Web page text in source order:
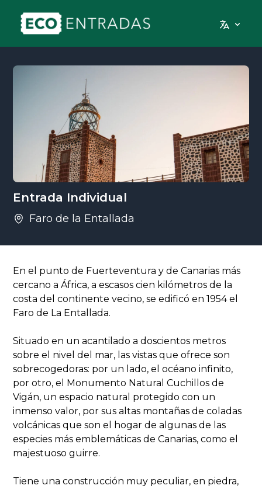
Entrada Individual
Faro de la Entallada
En el punto de Fuerteventura y de Canarias más
cercano a África, a escasos cien kilómetros de la
costa del continente vecino, se edificó en 1954 el
Faro de La Entallada.
Situado en un acantilado a doscientos metros
sobre el nivel del mar, las vistas que ofrece son
sobrecogedoras: por un lado, el océano infinito,
por otro, el Monumento Natural Cuchillos de
Vigán, un espacio natural protegido con un
inmenso valor, por sus altas montañas de coladas
volcánicas que son el hogar de algunas de las
especies más emblemáticas de Canarias, como el
majestuoso guirre.
Tiene una construcción muy peculiar, en piedra,